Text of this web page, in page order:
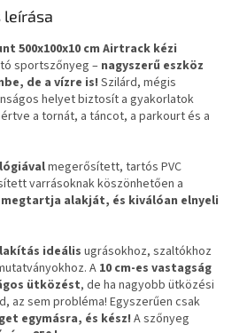
leírása
500x100x10 cm Airtrack kézi
sportszőnyeg – nagyszerű eszköz
de a vízre is! Szilárd, mégis
helyet biztosít a gyakorlatok
a tornát, a táncot, a parkourt és a
megerősített, tartós PVC
varrásoknak köszönhetően a
alakját, és kiválóan elnyeli
ideális ugrásokhoz, szaltókhoz
A 10 cm-es vastagság
ütközést, de ha nagyobb ütközési
az sem probléma! Egyszerűen csak
egymásra, és kész! A szőnyeg